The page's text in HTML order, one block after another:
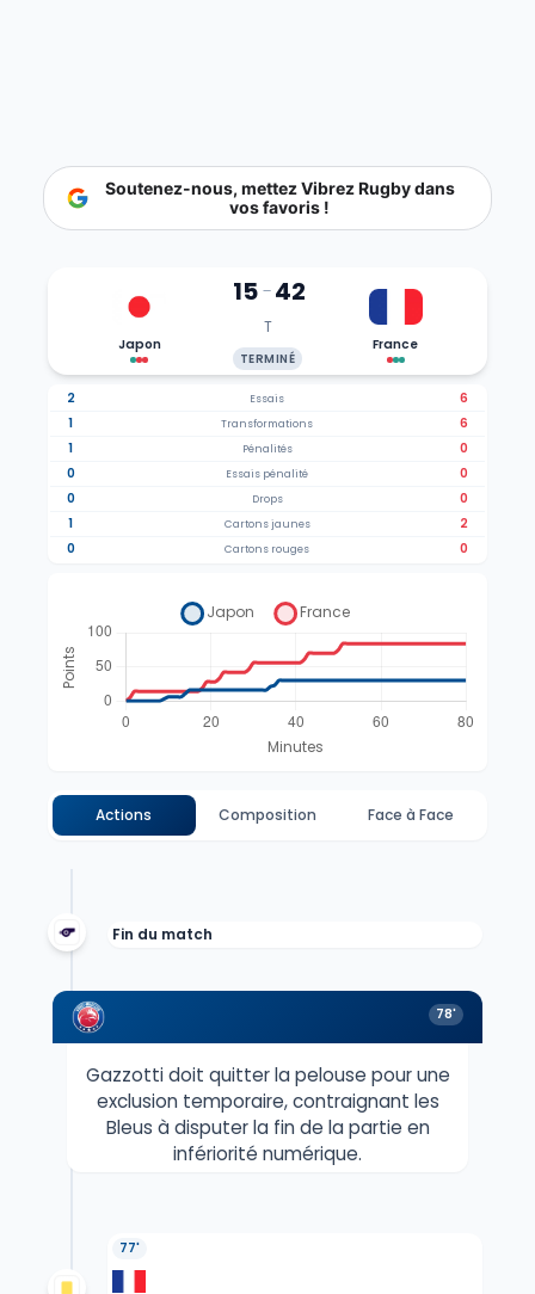
Soutenez-nous, mettez Vibrez Rugby dans
vos favoris !
Japon
15-42
T
TERMINÉ
France
2 Essais
6
1
Transformations
6
1
Pénalités
0
0
Essais pénalité
0
0
Drops
0
1
Cartons jaunes
2
0
Cartons rouges 0
Actions Composition Face à Face
Fin du match
78'
Gazzotti doit quitter la pelouse pour une
exclusion temporaire, contraignant les
Bleus à disputer la fin de la partie en
infériorité numérique.
77'